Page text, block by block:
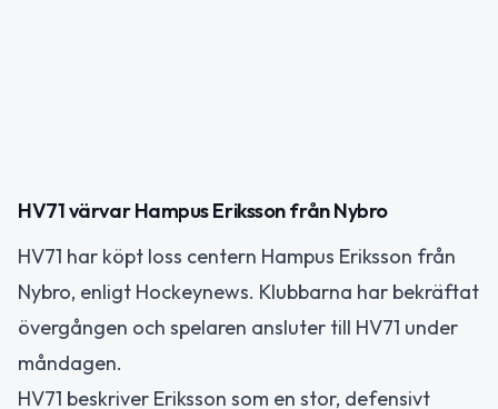
HV71 värvar Hampus Eriksson från Nybro
HV71 har köpt loss centern Hampus Eriksson från
Nybro, enligt Hockeynews. Klubbarna har bekräftat
övergången och spelaren ansluter till HV71 under
måndagen.
HV71 beskriver Eriksson som en stor, defensivt